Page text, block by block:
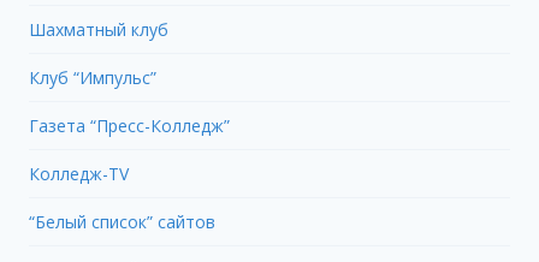
Шахматный клуб
Клуб “Импульс”
Газета “Пресс-Колледж”
Колледж-TV
“Белый список” сайтов